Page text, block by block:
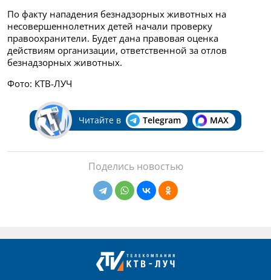
По факту нападения безнадзорных животных на
несовершеннолетних детей начали проверку
правоохранители. Будет дана правовая оценка
действиям организации, ответственной за отлов
безнадзорных животных.
Фото: КТВ-ЛУЧ
Читайте в Telegram MAX
Поделись новостью